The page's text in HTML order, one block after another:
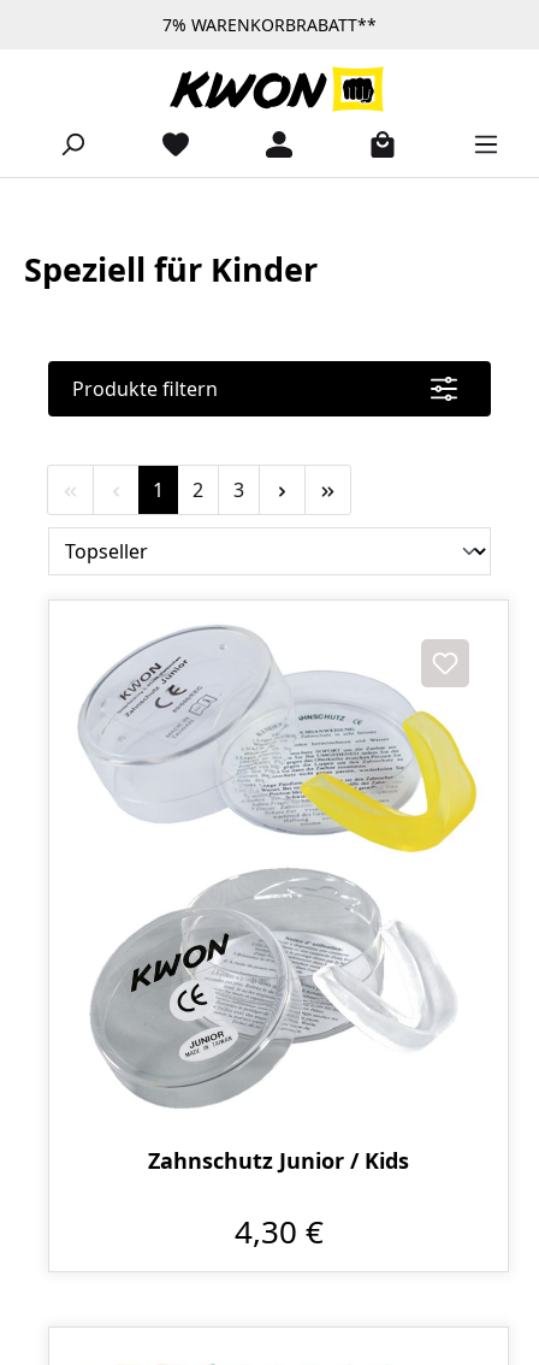
Zum Hauptinhalt springen7% WARENKORBRABATT**
Speziell für Kinder
Produkte filtern
Seite
1 Seite
2 Seite
3
Zahnschutz Junior / Kids
4,30 €